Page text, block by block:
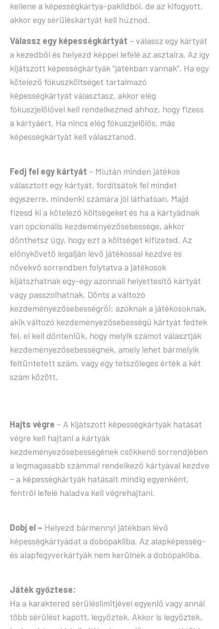
kellene a képességkártya-paklidból, de az kifogyott,
akkor egy sérüléskártyát kell húznod.
Válassz egy képességkártyát – válassz egy kártyát
a kezedből és helyezd képpel lefelé az asztalra. Az így
kijátszott képességkártyák “játékban vannak”. Ha egy
kötelező fókuszköltséget tartalmazó
képességkártyát választasz, akkor elég
fókuszjelölővel kell rendelkezned ahhoz, hogy fizess
a kártyáért. Ha nincs elég fókuszjelölős, más
képességkártyát kell választanod.
Fedj fel egy kártyát – Miután minden játékos
választott egy kártyát, fordítsátok fel mindet
egyszerre, mindenki számára jól láthatóan. Majd
fizesd ki a kötelező költségeket és ha a kártyádnak
van opcionális kezdeményezősebessége, akkor
dönthetsz úgy, hogy ezt a költséget kifizeted. Az
előnykövető legalján lévő játékossal kezdve és
növekvő sorrendben folytatva a játékosok
kijátszhatnak egy-egy azonnali helyettesítő kártyát
vagy passzolhatnak. Dönts a változó
kezdeményezősebességről: azoknak a játékosoknak,
akik változó kezdeményezősebességű kártyát fedtek
fel, el kell dönteniük, hogy melyik számot választják
kezdeményezősebességnek, amely lehet bármelyik
feltüntetett szám, vagy egy tetszőleges érték a két
szám között.
Hajts végre – A kijátszott képességkártyák hatását
végre kell hajtani a kártyák
kezdeményezősebességének csökkenő sorrendjében
a legmagasabb számmal rendelkező kártyával kezdve
– a képességkártyák hatásait mindig egyenként,
fentről lefelé haladva kell végrehajtani.
Dobj el – Helyezd bármennyi játékban lévő
képességkártyádat a dobópakliba. Az alapképesség-
és alapfegyverkártyák nem kerülnek a dobópakliba.
Játék győztese:
Ha a karaktered sérüléslimitjével egyenlő vagy annál
több sérülést kapott, legyőztek. Akkor is legyőztek,